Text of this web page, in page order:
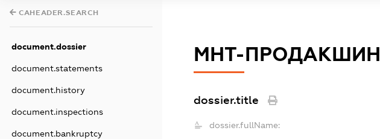
CAHEADER.SEARCH
document.dossier
document.statements
document.history
document.inspections
document.bankruptcy
МНТ-ПРОДАКШИН
dossier.title
dossier.fullName: